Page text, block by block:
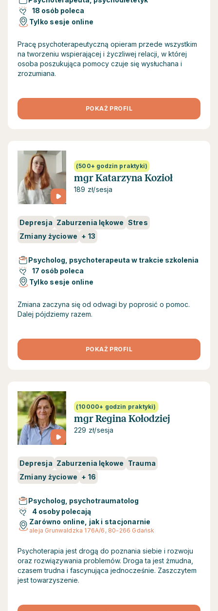
18 osób poleca
Tylko sesje online
Pracę psychoterapeutyczną opieram przede wszystkim
na tworzeniu wspierającej i życzliwej relacji, w której
osoba poszukująca pomocy czuje się wysłuchana i
zrozumiana.
POKAŻ PROFIL
(500+ godzin praktyki)
mgr Katarzyna Kozioł
189 zł/sesja
Depresja Zaburzenia lękowe Stres
Zmiany życiowe + 13
Psycholog, psychoterapeuta w trakcie szkolenia
17 osób poleca
Tylko sesje online
Zmiana zaczyna się od odwagi by poprosić o pomoc.
Dalej pójdziemy razem.
POKAŻ PROFIL
(10000+ godzin praktyki)
mgr Regina Kołodziej
229 zł/sesja
Depresja Zaburzenia lękowe
Trauma
Zmiany życiowe + 16
Psycholog, psychotraumatolog
4 osoby polecają
Zarówno online, jak i stacjonarnie
aleja Grunwaldzka 176A/6, 80-266 Gdańsk
Psychoterapia jest drogą do poznania siebie i rozwoju
oraz rozwiązywania problemów. Droga ta jest żmudna,
czasem trudna i fascynująca jednocześnie. Zaszczytem
jest towarzyszenie.